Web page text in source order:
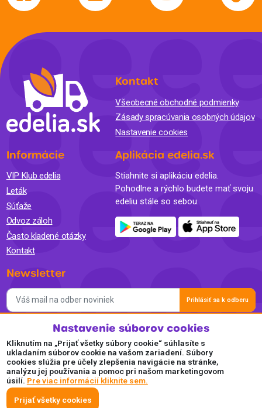
Kontakt
Všeobecné obchodné podmienky
Zásady spracúvania osobných údajov
Nastavenie cookies
Informácie
VIP Klub edelia
Leták
Súťaže
Odvoz záloh
Často kladené otázky
Kontakt
Aplikácia edelia.sk
Stiahnite si aplikáciu edelia.
Pohodlne a rýchlo budete mať svoju
edeliu stále so sebou.
Newsletter
Prihlásiť sa k odberu
Súhlasím so spracovaním osobných údajov a so zasielaním
newslettra na marketingové účely a oboznámil som sa so
Zásadami ochrany osobných údajov.
Akceptujeme
Plaťte pohodlne a bezpečne online.
Nastavenie súborov cookies
Kliknutím na „Prijať všetky súbory cookie“ súhlasíte s
ukladaním súborov cookie na vašom zariadení. Súbory
cookies slúžia pre účely zlepšenia navigácie na stránke,
analýzu jej používania a pomoc pri našom marketingovom
úsilí. Pre viac informácií kliknite sem.
Prijať všetky cookies